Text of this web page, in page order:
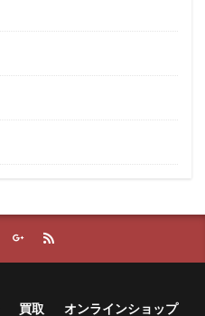
買取 オンラインショップ